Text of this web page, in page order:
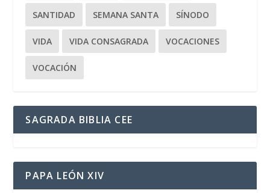
SANTIDAD SEMANA SANTA SÍNODO
VIDA VIDA CONSAGRADA VOCACIONES
VOCACIÓN
SAGRADA BIBLIA CEE
PAPA LEÓN XIV